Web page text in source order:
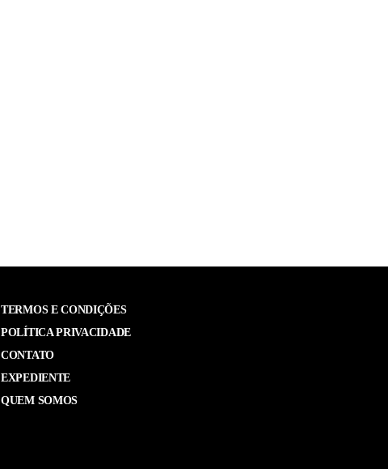
TERMOS E CONDIÇÕES
POLÍTICA PRIVACIDADE
CONTATO
EXPEDIENTE
QUEM SOMOS